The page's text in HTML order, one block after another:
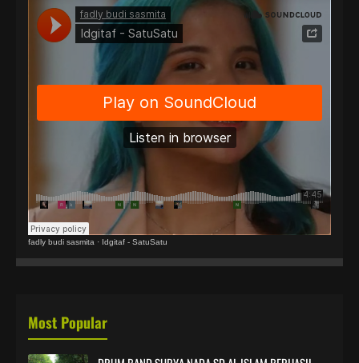
fadly budi sasmita · Idgitaf - SatuSatu
Most Popular